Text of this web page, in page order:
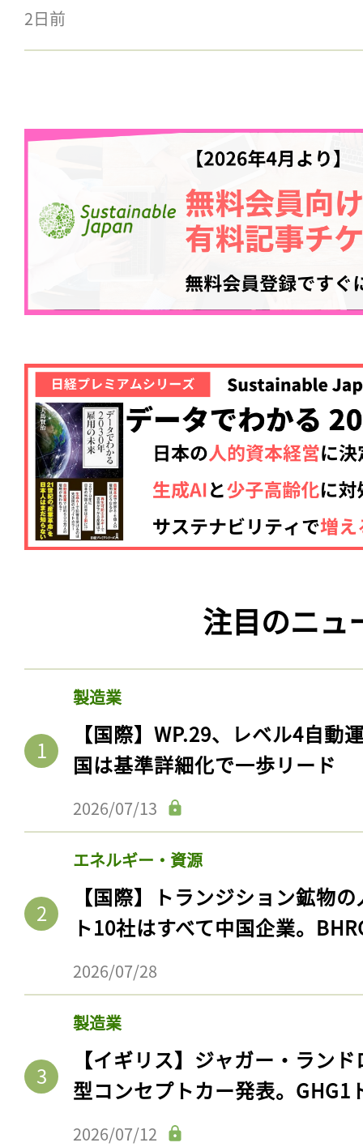
2日前
注目のニュ
製造業
【国際】WP.29、レベル4自動
国は基準詳細化で一歩リード
2026/07/13
エネルギー・資源
【国際】トランジション鉱物
ト10社はすべて中国企業。
2026/07/28
製造業
【イギリス】ジャガー・ラン
型コンセプトカー発表。GHG1
2026/07/12